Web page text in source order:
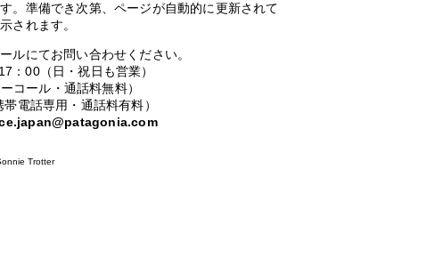
。準備でき次第、ページが自動的に更新されて
されます。
ルにてお問い合わせください。
：00（日・祝日も営業）
コール・通話料無料）
電話専用・通話料有料）
Trotter